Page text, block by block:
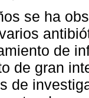
se ha
de
de gran
de